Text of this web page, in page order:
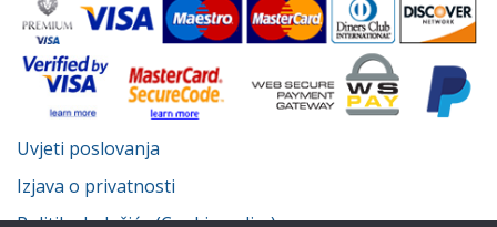
Uvjeti poslovanja
Izjava o privatnosti